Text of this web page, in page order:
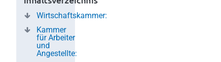
Wirtschaftskammer:
Kammer
für Arbeiter
und
Angestellte: